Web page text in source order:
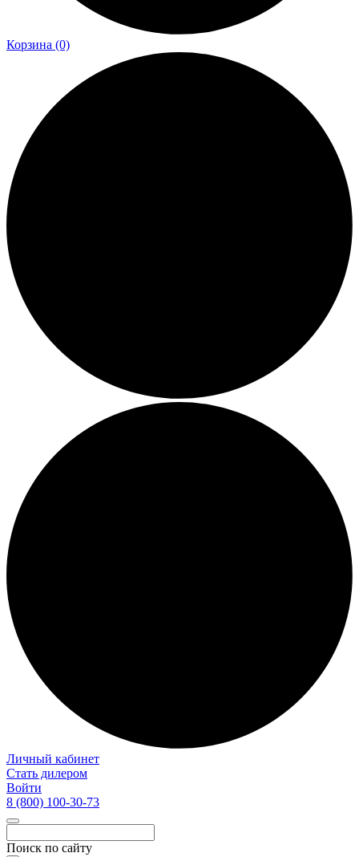
Корзина (0)
Личный кабинет
Стать дилером
Войти
8 (800) 100-30-73
Поиск по сайту